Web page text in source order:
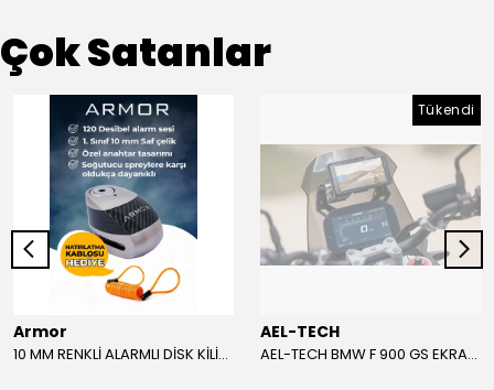
Çok Satanlar
Armor
10 MM RENKLİ ALARMLI DİSK KİLİDİ YENİ VERSİYON
Tükendi
AEL-TECH
AEL-TECH BMW F 900 GS EKRAN/GÖSTERGE KORUYUCU 2024-2025